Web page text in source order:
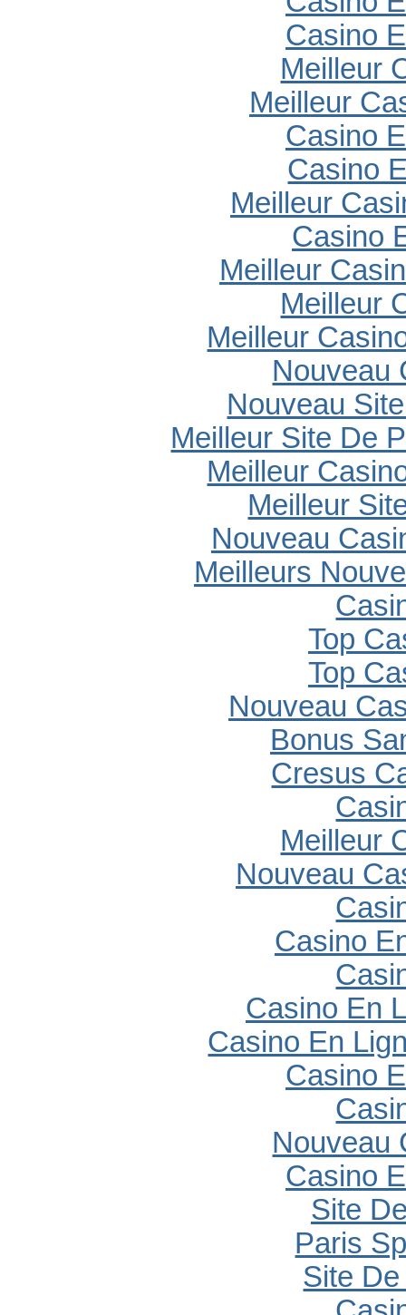
Casino
Meilleur
Meilleur
Casino
Casino
Meilleur
Casino
Meilleur
Meilleur
Meilleur
Nouveau
Nouveau
Meilleur Site De
Meilleur
Meilleur
Nouveau
Meilleurs
Top
Top
Nouveau
Bonus
Cresus
Meilleur
Nouveau
Casino
Casino En
Casino En
Casino
Nouveau
Casino
Site
Paris
Site